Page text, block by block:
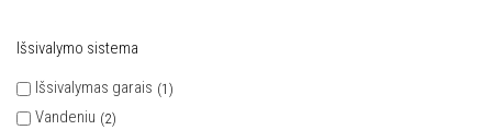
Išsivalymo sistema
Išsivalymas garais
1
Vandeniu 2